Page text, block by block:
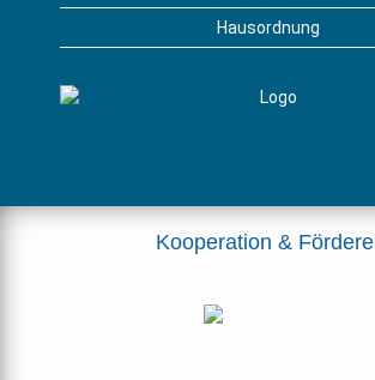
Hausordnung
Kooperation &